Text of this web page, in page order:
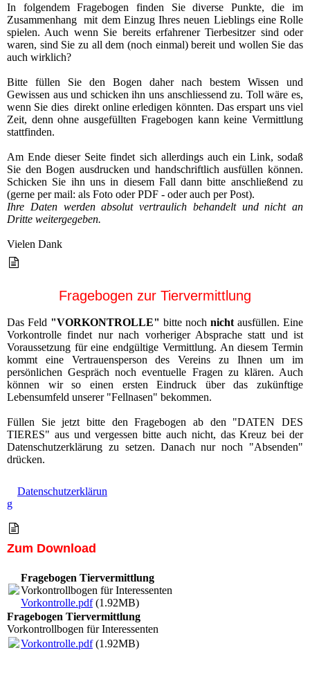
In folgendem Fragebogen finden Sie diverse Punkte, die im
Zusammenhang mit dem Einzug Ihres neuen Lieblings eine Rolle
spielen. Auch wenn Sie bereits erfahrener Tierbesitzer sind oder
waren, sind Sie zu all dem (noch einmal) bereit und wollen Sie das
auch wirklich?
Bitte füllen Sie den Bogen daher nach bestem Wissen und
Gewissen aus und schicken ihn uns anschliessend zu. Toll wäre es,
wenn Sie dies direkt online erledigen könnten. Das erspart uns viel
Zeit, denn ohne ausgefüllten Fragebogen kann keine Vermittlung
stattfinden.
Am Ende dieser Seite findet sich allerdings auch ein Link, sodaß
Sie den Bogen ausdrucken und handschriftlich ausfüllen können.
Schicken Sie ihn uns in diesem Fall dann bitte anschließend zu
(gerne per mail: als Foto oder PDF - oder auch per Post).
Ihre Daten werden absolut vertraulich behandelt und nicht an
Dritte weitergegeben.
Vielen Dank
Fragebogen zur Tiervermittlung
Das Feld "VORKONTROLLE" bitte noch nichtausfüllen. Eine
Vorkontrolle findet nur nach vorheriger Absprache statt und ist
Voraussetzung für eine endgültige Vermittlung. An diesem Termin
kommt eine Vertrauensperson des Vereins zu Ihnen um im
persönlichen Gespräch noch eventuelle Fragen zu klären. Auch
können wir so einen ersten Eindruck über das zukünftige
Lebensumfeld unserer "Fellnasen" bekommen.
Füllen Sie jetzt bitte den Fragebogen ab den "DATEN DES
TIERES" aus und vergessen bitte auch nicht, das Kreuz bei der
Datenschutzerklärung zu setzen. Danach nur noch "Absenden"
drücken.
Datenschutzerklärun
g
Zum Download
Fragebogen Tiervermittlung
Vorkontrollbogen für Interessenten
Vorkontrolle.pdf(1.92MB)
Fragebogen Tiervermittlung
Vorkontrollbogen für Interessenten
Vorkontrolle.pdf(1.92MB)